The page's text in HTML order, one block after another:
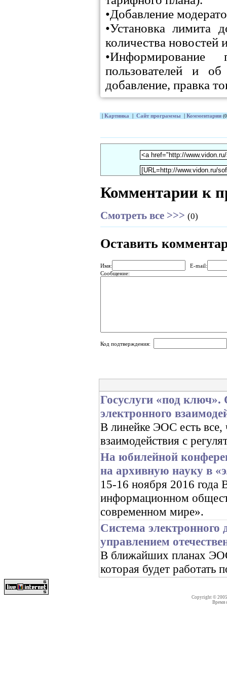
•Добавление
•Установка лимита
количества
пользователей и
добавление, правка
Картинка Сайт программы Комментарии
Комментарии к
Смотреть все >>> (0)
Оставить
Имя:
E-mail:
Сообщение:
Код подтверждения:
Госуслуги «под
электронного
В линейке ЭОС есть все,
взаимодействия с
На юбилейной
на архивную науку в
15-16 ноября 2016
информационном
современном мире».
Система
управлением
В ближайших планах
которая будет
Copyright ©
Время